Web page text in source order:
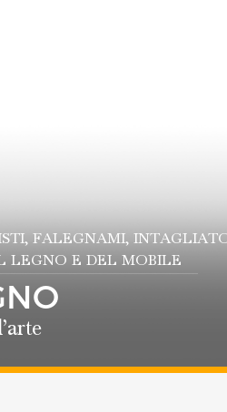
, FALEGNAMI,
LEGNO E DEL MOBILE